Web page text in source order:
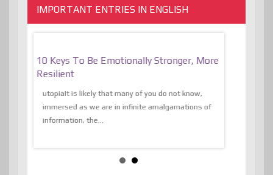
IMPORTANT ENTRIES IN ENGLISH
10 Keys To Be Emotionally Stronger, More
Resilient
utopiaIt is likely that many of you do not know,
immersed as we are in infinite amalgamations of
information, the...